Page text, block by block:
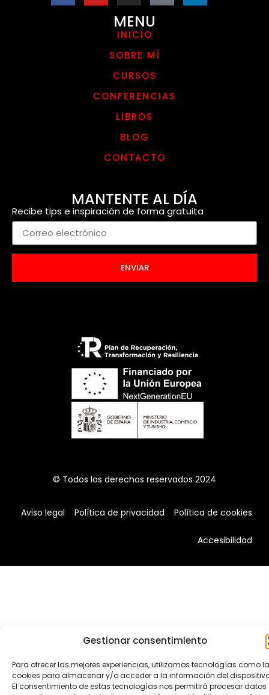
Gestionar consentimiento
Para ofrecer las mejores experiencias, utilizamos tecnologías como
cookies para almacenar y/o acceder a la información del
El consentimiento de estas tecnologías nos permitirá procesar datos
MENU
INICIO
SOBRE MÍ
CURSOS
CONFERENCIAS
LIBROS
BLOG
CONTACTO
MANTENTE AL DÍA
Recibe tips e inspiración de forma gratuita
ENVIAR
© Todos los derechos reservados 2024
Aviso legal Política de privacidad Política de cookies
Accesibilidad